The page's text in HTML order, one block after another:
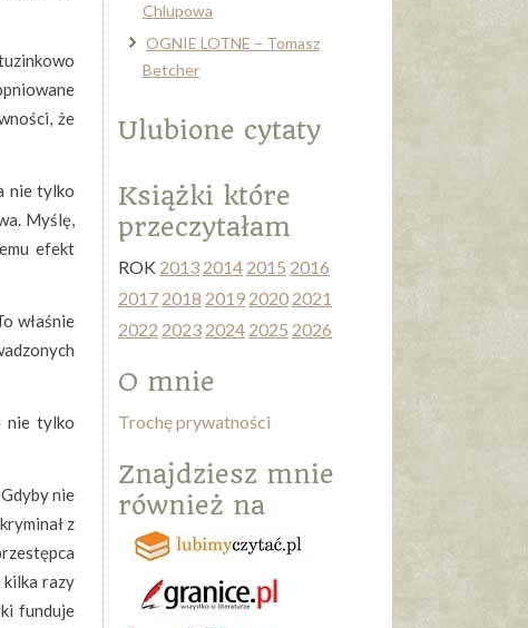
że
nie tylko
Myślę,
efekt
właśnie
nie tylko
nie
z
kilka razy
funduje
Chlupowa
OGNIE LOTNE – Tomasz
Betcher
Ulubione cytaty
Książki które
przeczytałam
ROK 2013 2014 2015 2016
2017 2018 2019 2020 2021
2022 2023 2024 2025 2026
O mnie
Trochę prywatności
Znajdziesz mnie
również na